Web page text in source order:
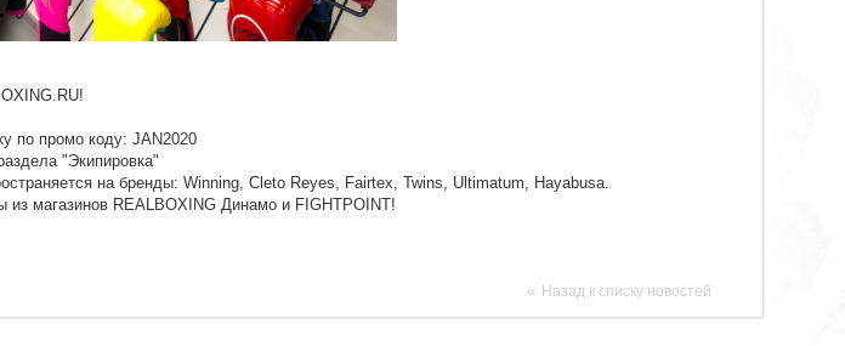
по промо коду: JAN2020
"Экипировка"
на бренды: Winning, Cleto Reyes, Fairtex, Twins, Ultimatum, Hayabusa.
магазинов REALBOXING Динамо и FIGHTPOINT!
« Назад к списку новостей